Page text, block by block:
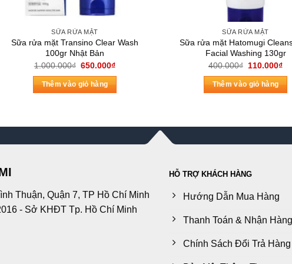
SỮA RỬA MẶT
Sữa rửa mặt Transino Clear Wash
100gr Nhật Bản
1.000.000₫ Giá
là:
1.000.000₫.
650.000₫Giá
Thêm vào giỏ hàng
SỮA RỬA MẶT
Sữa rửa mặt Hatomugi
Facial Washing 130gr
400.000₫ Giá
là:
400.000₫.
110.000₫Giá
Thêm vào giỏ hàng
Thuận, Quận 7, TP Hồ Chí Minh
- Sở KHĐT Tp. Hồ Chí Minh
HỖ TRỢ KHÁCH HÀNG
Hướng Dẫn Mua Hàng
Thanh Toán & Nhận Hàng
Chính Sách Đổi Trả Hàng